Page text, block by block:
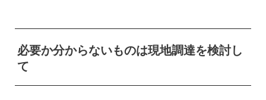
必要か分からないものは現地調達を検討し
て